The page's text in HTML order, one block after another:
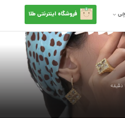
فروشگاه اینترنتی طلا
+ راهنمای